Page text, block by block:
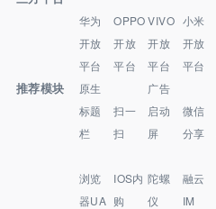
华为
开放
平台
OPPO
开放
平台
VIVO
开放
平台
小米
开放
平台
推荐模块
原生
标题
栏
扫一
扫
广告
启动
屏
微信
分享
浏览
器UA
IOS内
购
陀螺
仪
融云
IM